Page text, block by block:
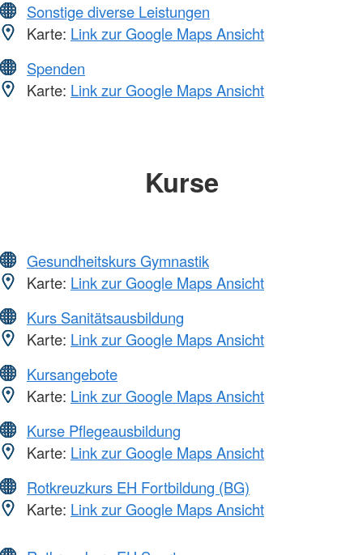
Sonstige diverse Leistungen
Karte: Link zur Google Maps Ansicht
Spenden
Karte: Link zur Google Maps Ansicht
Kurse
Gesundheitskurs Gymnastik
Karte: Link zur Google Maps Ansicht
Kurs Sanitätsausbildung
Karte: Link zur Google Maps Ansicht
Kursangebote
Karte: Link zur Google Maps Ansicht
Kurse Pflegeausbildung
Karte: Link zur Google Maps Ansicht
Rotkreuzkurs EH Fortbildung (BG)
Karte: Link zur Google Maps Ansicht